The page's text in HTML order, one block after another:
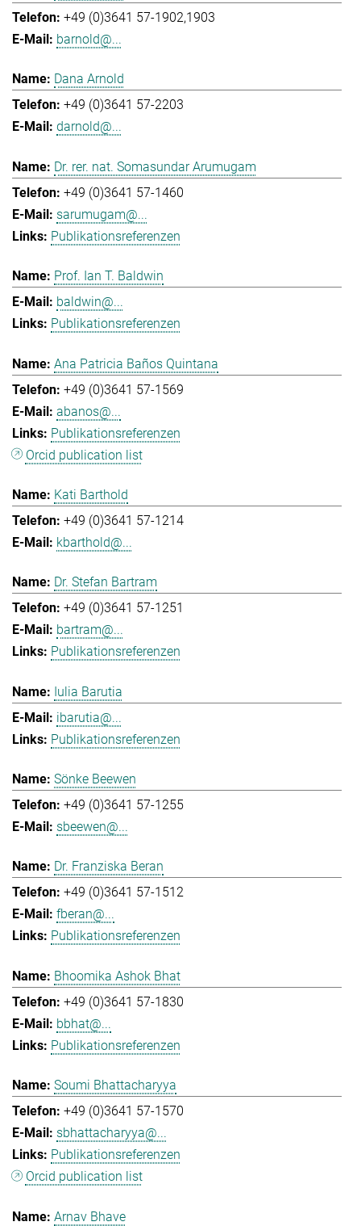
+49 (0)3641 57-1902,1903
barnold@...
Dana Arnold
+49 (0)3641 57-2203
darnold@...
Dr. rer. nat. Somasundar Arumugam
+49 (0)3641 57-1460
sarumugam@...
Publikationsreferenzen
Prof. Ian T. Baldwin
baldwin@...
Publikationsreferenzen
Ana Patricia Baños Quintana
+49 (0)3641 57-1569
abanos@...
Publikationsreferenzen
Orcid publication list
Kati Barthold
+49 (0)3641 57-1214
kbarthold@...
Dr. Stefan Bartram
+49 (0)3641 57-1251
bartram@...
Publikationsreferenzen
Iulia Barutia
ibarutia@...
Publikationsreferenzen
Sönke Beewen
+49 (0)3641 57-1255
sbeewen@...
Dr. Franziska Beran
+49 (0)3641 57-1512
fberan@...
Publikationsreferenzen
Bhoomika Ashok Bhat
+49 (0)3641 57-1830
bbhat@...
Publikationsreferenzen
Soumi Bhattacharyya
+49 (0)3641 57-1570
sbhattacharyya@...
Publikationsreferenzen
Orcid publication list
Arnav Bhave